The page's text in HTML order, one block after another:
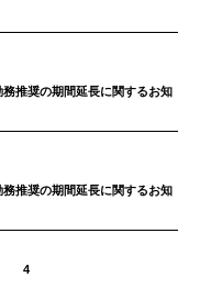
推奨の期間延長に関するお知
推奨の期間延長に関するお知
4